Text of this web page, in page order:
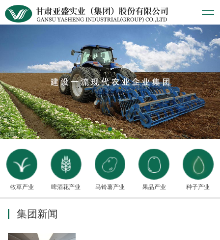
牧草产业 啤酒花产业 马铃薯产业 果品产业 种子产业
集团新闻